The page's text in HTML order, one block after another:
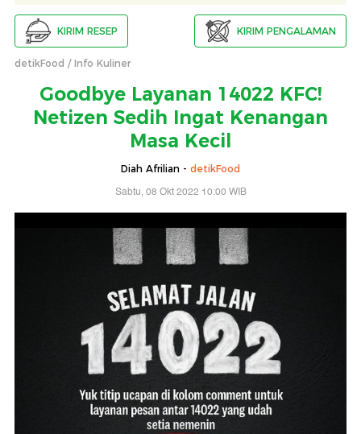
KIRIM RESEP KIRIM PENGALAMAN
detikFood Info Kuliner
Goodbye Layanan 14022 KFC!
Netizen Sedih Ingat Kenangan
Masa Kecil
Diah Afrilian - detikFood
Sabtu, 08 Okt 2022 10:00 WIB